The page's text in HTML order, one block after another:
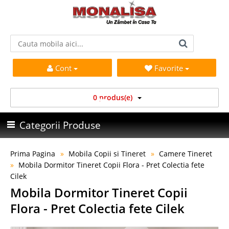
Cont Favorite
0 produs(e)
Categorii Produse
Prima Pagina Mobila Copii si Tineret
Camere Tineret
Mobila Dormitor Tineret Copii Flora - Pret Colectia fete
Cilek
Mobila Dormitor Tineret Copii
Flora - Pret Colectia fete Cilek